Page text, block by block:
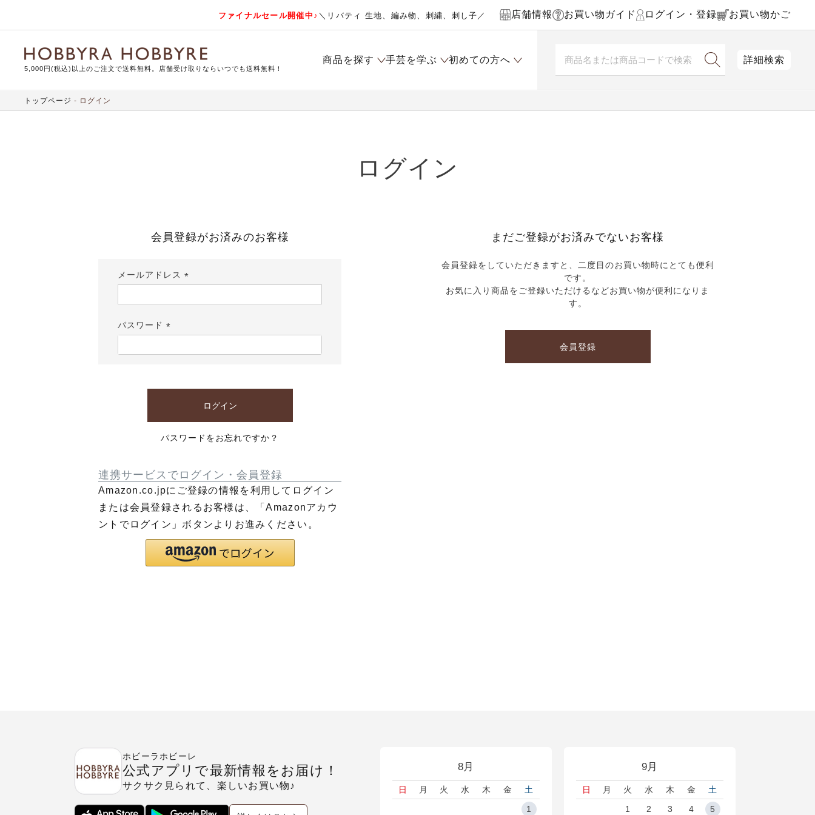
ファイナルセール開催中♪ ＼リバティ 生地、編み物、刺繍、刺し子／ 店舗情報 お買い物ガイド ログイン・登録 お買い物かご
5,000円(税込)以上のご注文で送料無料。店舗受け取りならいつでも送料無料！
商品を探す 手芸を学ぶ 初めての方へ 詳細検索
トップページ ログイン
ログイン
会員登録がお済みのお客様
メールアドレス
須)
パスワード
須)
ログイン
パスワードをお忘れですか？
連携サービスでログイン・会員登録
Amazon.co.jpにご登録の情報を利用してログイン
または会員登録されるお客様は、「Amazonアカウ
ントでログイン」ボタンよりお進みください。
まだご登録がお済みでないお客様
会員登録をしていただきますと、二度目のお買い物時にとても便利
です。
お気に入り商品をご登録いただけるなどお買い物が便利になりま
す。
会員登録
8月
日 月 火 水 木 金
土
1
9月
日 月 火 水 木 金
土
1
2 3 4 5
ホビーラホビーレ
公式アプリで最新情報をお届け！
サクサク見られて、楽しいお買い物♪